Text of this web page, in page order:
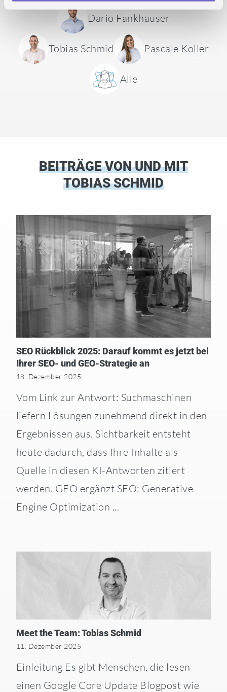
Dario Fankhauser
Tobias Schmid Pascale Koller
Alle
BEITRÄGE VON UND MIT
TOBIAS SCHMID
SEO Rückblick 2025: Darauf kommt es jetzt bei
Ihrer SEO- und GEO-Strategie an
18. Dezember 2025
Vom Link zur Antwort: Suchmaschinen
liefern Lösungen zunehmend direkt in den
Ergebnissen aus. Sichtbarkeit entsteht
heute dadurch, dass Ihre Inhalte als
Quelle in diesen KI-Antworten zitiert
werden. GEO ergänzt SEO: Generative
Engine Optimization ...
Meet the Team: Tobias Schmid
11. Dezember 2025
Einleitung Es gibt Menschen, die lesen
einen Google Core Update Blogpost wie